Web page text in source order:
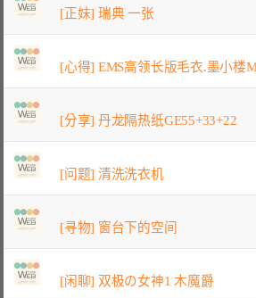
[正妹] 瑞典 一张
[心得] EMS高领长版毛衣.墨小楼
[分享] 丹龙隔热纸GE55+33+22
[问题] 清洗洗衣机
[寻物] 窗台下的空间
[闲聊] 双极の女神1 木魔爵